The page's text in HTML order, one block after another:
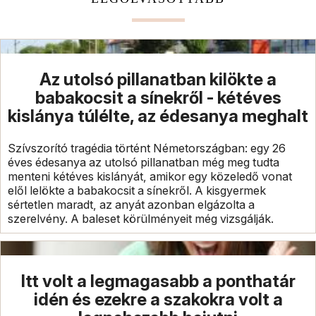
Az utolsó pillanatban kilökte a
babakocsit a sínekről - kétéves
kislánya túlélte, az édesanya meghalt
Szívszorító tragédia történt Németországban: egy 26
éves édesanya az utolsó pillanatban még meg tudta
menteni kétéves kislányát, amikor egy közeledő vonat
elől lelökte a babakocsit a sínekről. A kisgyermek
sértetlen maradt, az anyát azonban elgázolta a
szerelvény. A baleset körülményeit még vizsgálják.
Itt volt a legmagasabb a ponthatár
idén és ezekre a szakokra volt a